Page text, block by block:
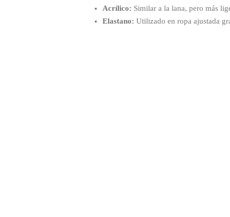
Acrílico: Similar a la lana, pero más
Elastano: Utilizado en ropa ajustada